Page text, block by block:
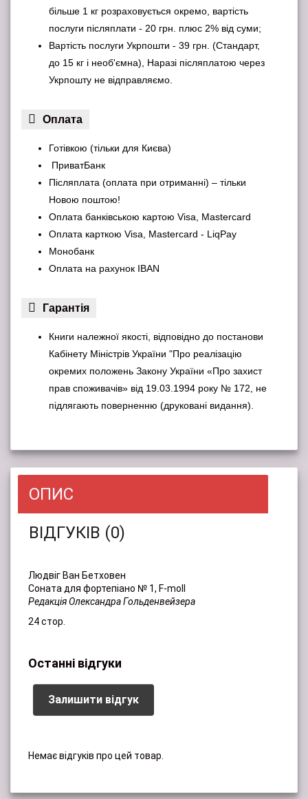
більше 1 кг розраховується окремо, вартість
послуги післяплати - 20 грн. плюс 2% від суми;
Вартість послуги Укрпошти - 39 грн. (Стандарт,
до 15 кг і необ'ємна), Наразі післяплатою через
Укрпошту не відправляємо.
Оплата
Готівкою (тільки для Києва)
ПриватБанк
Післяплата (оплата при отриманні) – тільки
Новою поштою!
Оплата банківською картою Visa, Mastercard
Оплата карткою Visa, Mastercard - LiqPay
Монобанк
Оплата на рахунок IBAN
Гарантiя
Книги належної якості, відповідно до постанови
Кабінету Міністрів України "Про реалізацію
окремих положень Закону України «Про захист
прав споживачів» від 19.03.1994 року № 172, не
підлягають поверненню (друковані видання).
ОПИС
ВІДГУКІВ (0)
Людвіг Ван Бетховен
Соната для фортепіано № 1, F-moll
Редакція Олександра Гольденвейзера
24 стор.
Останні відгуки
Залишити відгук
Немає відгуків про цей товар.